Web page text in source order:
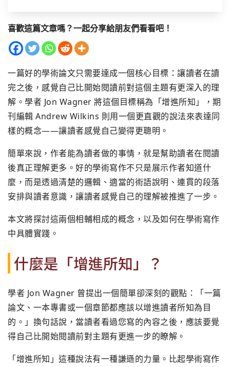
喜歡這篇文章嗎？一起分享給朋友們看看吧！
一篇好的學術論文只需要達成一個核心目標：讓讀者在讀
完之後，感覺自己比開始閱讀前對這個主題有更深入的理
解。學者 Jon Wagner 將這個目標稱為「增進所知」，期
刊編輯 Andrew Wilkins 則用一個更直觀的說法來表達同
樣的概念——讓讀者感覺自己變得更聰明。
簡單來說，作者能為讀者做的事情，就是幫助讀者在閱讀
後真正理解更多。好的學術寫作不只是展示作者知道什
麼，而是透過清楚的邏輯、適當的術語說明、連貫的段落
安排與讀者意識，讓讀者感覺自己的理解被推進了一步。
本文將探討這兩個相輔相成的概念，以及如何在學術寫作
中具體實踐。
什麼是「增進所知」？
學者 Jon Wagner 曾提出一個簡單卻深刻的觀點：「一篇
論文、一本專書或一個章節都應該以增進讀者所知為目
的。」換句話說，當讀者看過您寫的內容之後，應該要覺
得自己比開始閱讀前對主題有更進一步的瞭解。
「增進所知」這種說法有一種謙遜的力量。比起學術寫作